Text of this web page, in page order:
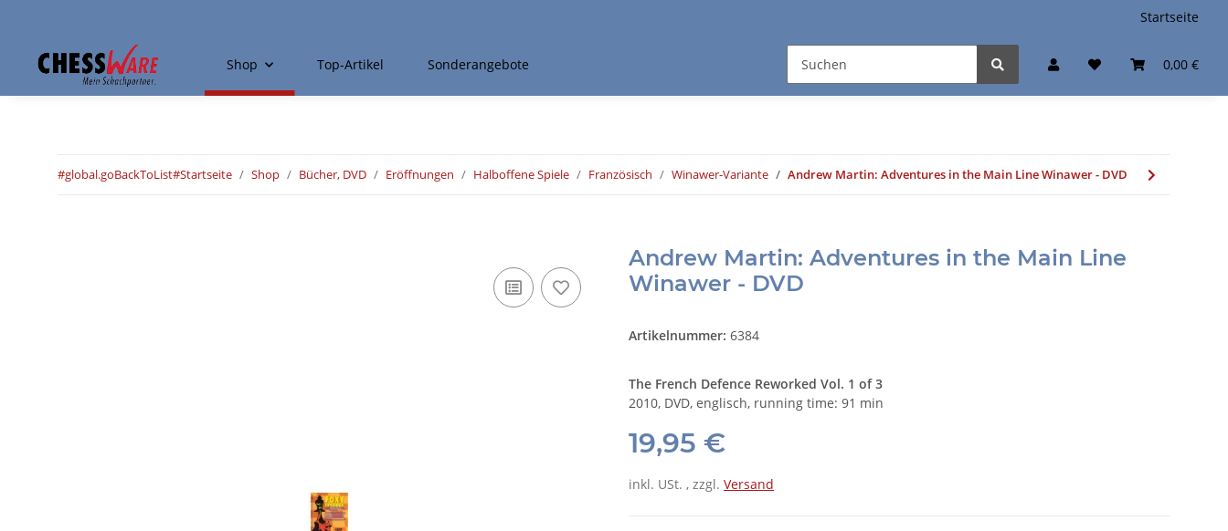
Startseite
0,00 €
Shop Top-Artikel Sonderangebote
#global.goBackToList#Startseite Shop Bücher, DVD Eröffnungen Halboffene Spiele Französisch Winawer-Variante Andrew Martin: Adventures in the Main Line Winawer - DVD
Andrew Martin: Adventures in the Main Line
Winawer - DVD
Artikelnummer: 6384
The French Defence Reworked Vol. 1 of 3
2010, DVD, englisch, running time: 91 min
19,95 €
inkl. USt. , zzgl. Versand